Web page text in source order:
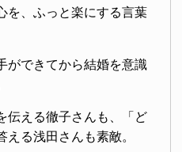
を、ふっと楽にする言葉
ができてから結婚を意識
伝える徹子さんも、「ど
る浅田さんも素敵。